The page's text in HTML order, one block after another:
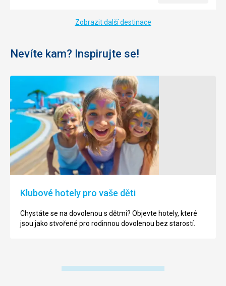
Zobrazit další destinace
Nevíte kam? Inspirujte se!
Klubové hotely pro vaše děti
Chystáte se na dovolenou s dětmi? Objevte hotely, které
jsou jako stvořené pro rodinnou dovolenou bez starostí.